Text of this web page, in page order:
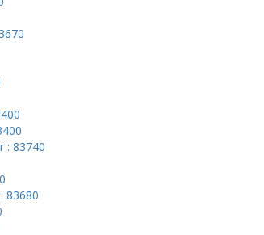
: 83740
83680